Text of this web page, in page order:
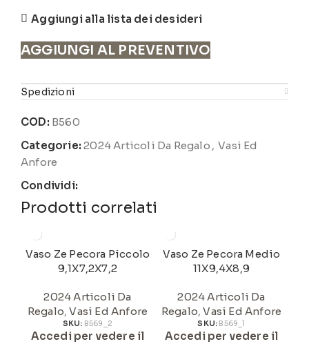
Aggiungi alla lista dei desideri
AGGIUNGI AL PREVENTIVO
Spedizioni
COD: B560
Categorie: 2024 Articoli Da Regalo , Vasi Ed
Anfore
Condividi:
Prodotti correlati
Vaso Ze Pecora Piccolo
9,1X7,2X7,2
2024 Articoli Da
Regalo,Vasi Ed Anfore
SKU: B569_2
Accedi per vedere il
Vaso Ze Pecora Medio
11X9,4X8,9
2024 Articoli Da
Regalo,Vasi Ed Anfore
SKU: B569_1
Accedi per vedere il